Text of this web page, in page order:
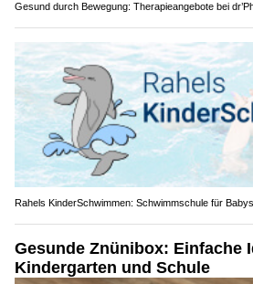
Gesund durch Bewegung: Therapieangebote bei
Rahels KinderSchwimmen: Schwimmschule für
Gesunde Znünibox: Einfache
Kindergarten und Schule